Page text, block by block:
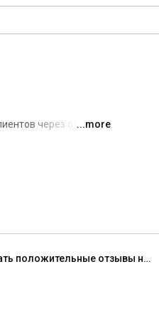
через отзывы
до публикации.
...more
Revvy - помогаем привлекать положительные отзывы на картах